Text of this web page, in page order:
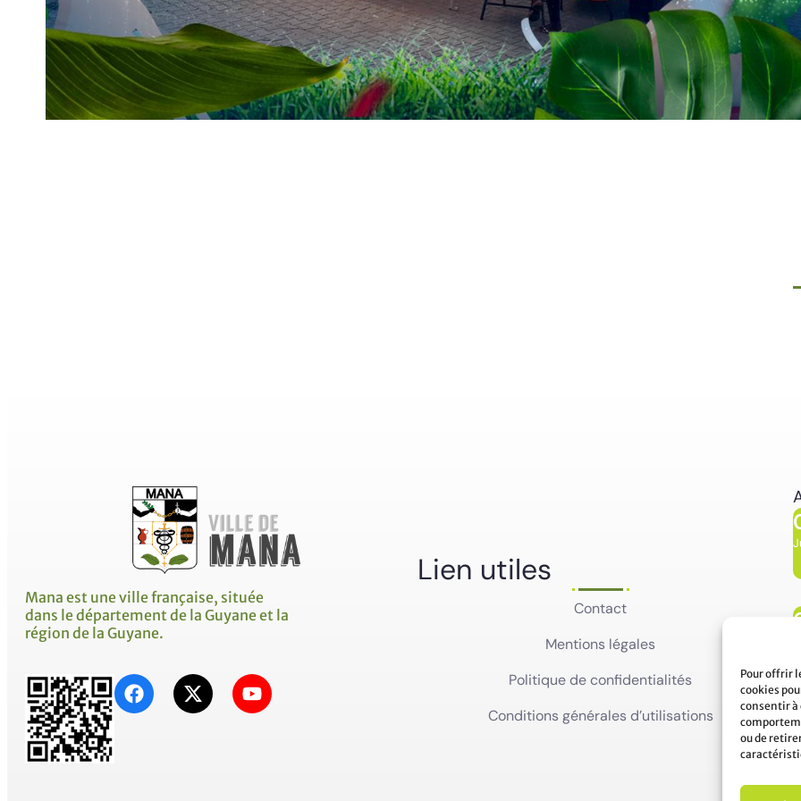
Pour offrir
cookies
consentir à
ou de
Fête des Pères à Mana :
Papa Warrior 2026
Vide-grenier à Mana du 06
juin 2026
Mana est une ville française, située
dans le département de la Guyane et la
région de la Guyane.
Lien utiles
Contact
Mentions légales
Politique de confidentialités
Conditions générales d’utilisations